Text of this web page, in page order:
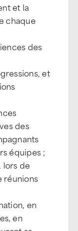
et la
chaque
des
et
des
équipes ;
lors de
réunions
en
en